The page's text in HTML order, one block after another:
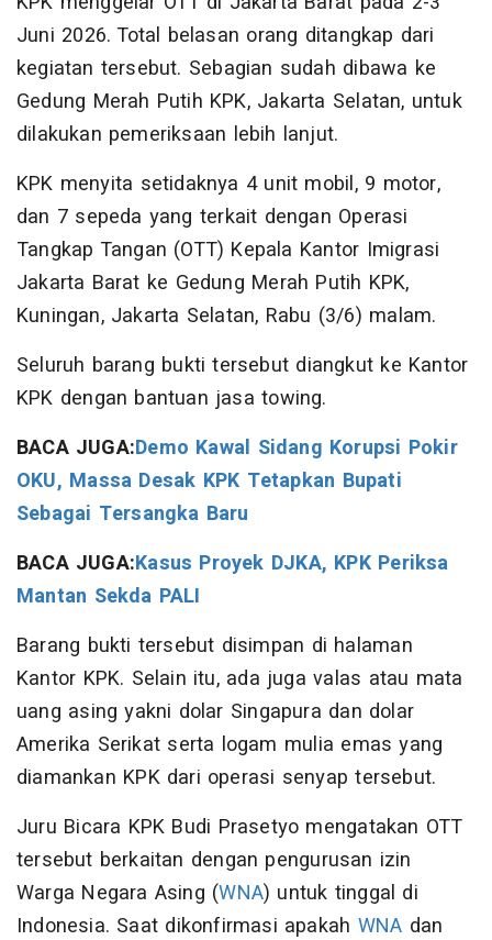
Juni 2026. Total belasan orang ditangkap dari
kegiatan tersebut. Sebagian sudah dibawa ke
Gedung Merah Putih KPK, Jakarta Selatan, untuk
dilakukan pemeriksaan lebih lanjut.
KPK menyita setidaknya 4 unit mobil, 9 motor,
dan 7 sepeda yang terkait dengan Operasi
Tangkap Tangan (OTT) Kepala Kantor Imigrasi
Jakarta Barat ke Gedung Merah Putih KPK,
Kuningan, Jakarta Selatan, Rabu (3/6) malam.
Seluruh barang bukti tersebut diangkut ke Kantor
KPK dengan bantuan jasa towing.
BACA JUGA:Demo Kawal Sidang Korupsi Pokir
OKU, Massa Desak KPK Tetapkan Bupati
Sebagai Tersangka Baru
BACA JUGA:Kasus Proyek DJKA, KPK Periksa
Mantan Sekda PALI
Barang bukti tersebut disimpan di halaman
Kantor KPK. Selain itu, ada juga valas atau mata
uang asing yakni dolar Singapura dan dolar
Amerika Serikat serta logam mulia emas yang
diamankan KPK dari operasi senyap tersebut.
Juru Bicara KPK Budi Prasetyo mengatakan OTT
tersebut berkaitan dengan pengurusan izin
Warga Negara Asing (WNA) untuk tinggal di
Indonesia. Saat dikonfirmasi apakah WNA dan